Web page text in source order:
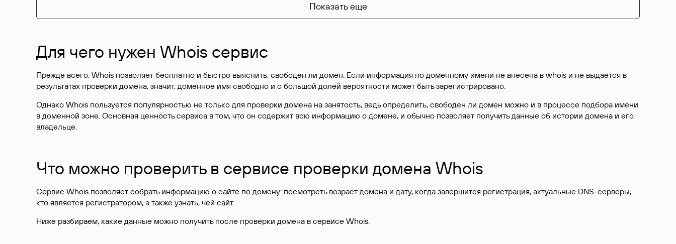
Показать еще
Для чего нужен Whois сервис
Прежде всего, Whois позволяет бесплатно и быстро выяснить, свободен ли домен. Если информация по доменному имени не внесена в whois и не выдается в
результатах проверки домена, значит, доменное имя свободно и с большой долей вероятности может быть зарегистрировано.
Однако Whois пользуется популярностью не только для проверки домена на занятость, ведь определить, свободен ли домен можно и в процессе подбора имени
в доменной зоне. Основная ценность сервиса в том, что он содержит всю информацию о домене, и обычно позволяет получить данные об истории домена и его
владельце.
Что можно проверить в сервисе проверки домена Whois
Сервис Whois позволяет собрать информацию о сайте по домену: посмотреть возраст домена и дату, когда завершится регистрация, актуальные DNS-серверы,
кто является регистратором, а также узнать, чей сайт.
Ниже разбираем, какие данные можно получить после проверки домена в сервисе Whois.